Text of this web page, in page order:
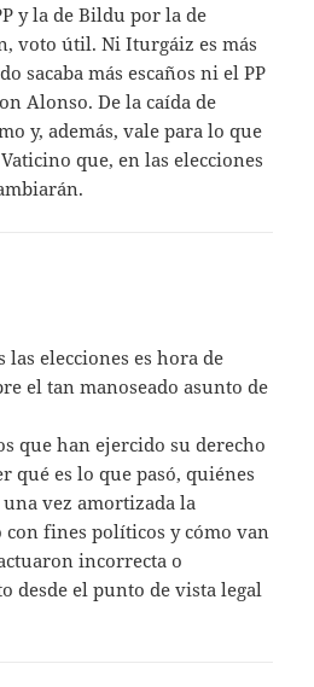
y la de Bildu por la de
voto útil. Ni Iturgáiz es más
sacaba más escaños ni el PP
Alonso. De la caída de
y, además, vale para lo que
que, en las elecciones
elecciones es hora de
el tan manoseado asunto de
que han ejercido su derecho
qué es lo que pasó, quiénes
vez amortizada la
fines políticos y cómo van
incorrecta o
desde el punto de vista legal